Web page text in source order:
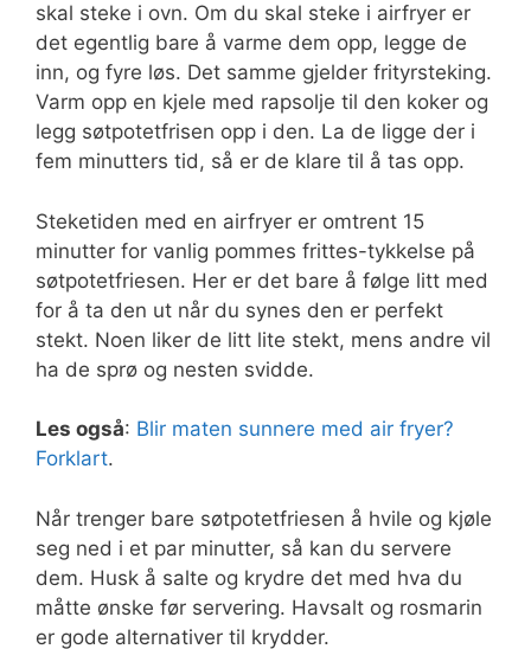
skal steke i ovn. Om du skal steke i airfryer er
det egentlig bare å varme dem opp, legge de
inn, og fyre løs. Det samme gjelder frityrsteking.
Varm opp en kjele med rapsolje til den koker og
legg søtpotetfrisen opp i den. La de ligge der i
fem minutters tid, så er de klare til å tas opp.
Steketiden med en airfryer er omtrent 15
minutter for vanlig pommes frittes-tykkelse på
søtpotetfriesen. Her er det bare å følge litt med
for å ta den ut når du synes den er perfekt
stekt. Noen liker de litt lite stekt, mens andre vil
ha de sprø og nesten svidde.
Les også: Blir maten sunnere med air fryer?
Forklart.
Når trenger bare søtpotetfriesen å hvile og kjøle
seg ned i et par minutter, så kan du servere
dem. Husk å salte og krydre det med hva du
måtte ønske før servering. Havsalt og rosmarin
er gode alternativer til krydder.